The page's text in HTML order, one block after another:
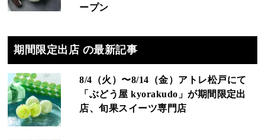
ープン
期間限定出店 の最新記事
8/4（火）〜8/14（金）アトレ松戸にて
「ぶどう屋 kyorakudo」が期間限定出
店、旬果スイーツ専門店